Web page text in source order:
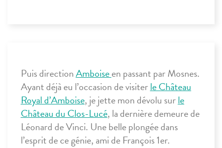
Puis directionAmboiseen passant par Mosnes.
Ayant déjà eu l’occasion de visiterle Château
Royal d’Amboise, je jette mon dévolu surle
Château du Clos-Lucé, la dernière demeure de
Léonard de Vinci. Une belle plongée dans
l’esprit de ce génie, ami de François 1er.